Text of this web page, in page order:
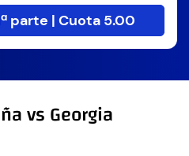
parte | Cuota 5.00
vs Georgia